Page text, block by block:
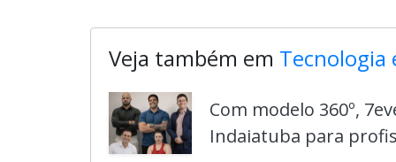
Veja também em Tecnologia
Com modelo 360º,
Indaiatuba para